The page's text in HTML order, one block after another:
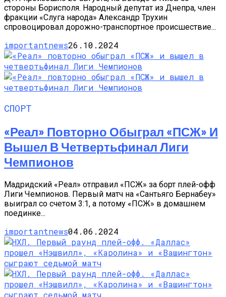
стороны Борисполя. Народный депутат из Днепра, член
фракции «Слуга народа» Александр Трухин
спровоцировал дорожно-транспортное происшествие...
importantnews26.10.2024
СПОРТ
«Реал» Повторно Обыграл «ПСЖ» И
Вышел В Четвертьфинал Лиги
Чемпионов
Мадридский «Реал» отправил «ПСЖ» за борт плей-офф
Лиги Чемпионов. Первый матч на «Сантьяго Бернабеу»
выиграл со счетом 3:1, а потому «ПСЖ» в домашнем
поединке...
importantnews04.06.2024